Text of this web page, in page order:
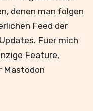
denen man folgen
Feed der
Fuer mich
Feature,
Mastodon